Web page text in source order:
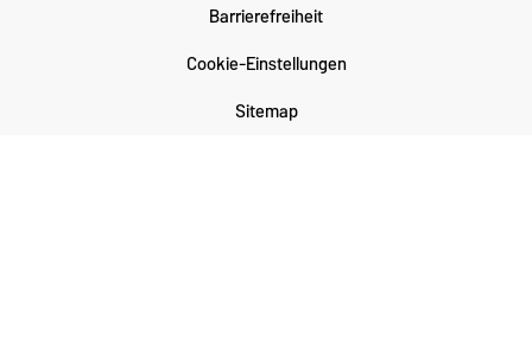
Barrierefreiheit
Cookie-Einstellungen
Sitemap